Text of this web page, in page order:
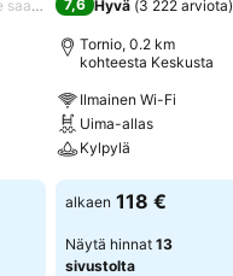
saatavilla7,6 Hyvä (3 222 arviota)
Tornio, 0.2 km
kohteesta Keskusta
Ilmainen Wi-Fi
Uima-allas
Kylpylä
Katso hinnat
alkaen 118 €
Näytä hinnat 13
sivustolta